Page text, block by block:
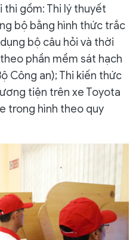
thi gồm: Thi lý thuyết
bộ bằng hình thức trắc
bộ câu hỏi và thời
phần mềm sát hạch
Công an); Thi kiến thức
tiện trên xe Toyota
trong hình theo quy